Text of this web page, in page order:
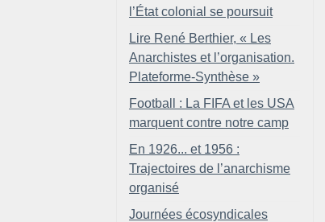
l’État colonial se poursuit
Lire René Berthier, « Les
Anarchistes et l’organisation.
Plateforme-Synthèse »
Football : La FIFA et les USA
marquent contre notre camp
En 1926... et 1956 :
Trajectoires de l’anarchisme
organisé
Journées écosyndicales